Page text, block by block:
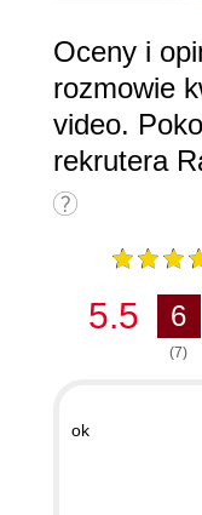
Oceny i
rozmowie
video.
rekrutera
5.5 6
(7)
ok